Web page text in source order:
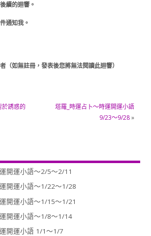
續的迴響。
通知我。
（如無註冊，發表後您將無法閱讀此迴響）
於誘惑的
塔羅_時運占卜～時運開運小語
9/23～9/28»
開運小語～2/5～2/11
開運小語～1/22～1/28
開運小語～1/15～1/21
開運小語～1/8～1/14
開運小語 1/1～1/7